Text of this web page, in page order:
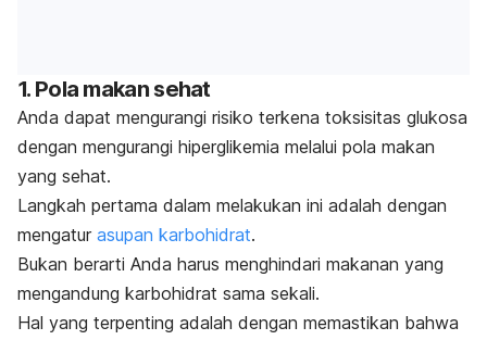
1. Pola makan sehat
Anda dapat mengurangi risiko terkena toksisitas glukosa
dengan mengurangi hiperglikemia melalui pola makan
yang sehat.
Langkah pertama dalam melakukan ini adalah dengan
mengatur asupan karbohidrat.
Bukan berarti Anda harus menghindari makanan yang
mengandung karbohidrat sama sekali.
Hal yang terpenting adalah dengan memastikan bahwa